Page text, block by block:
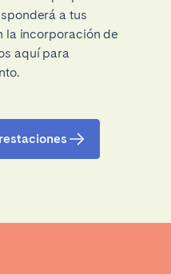
a tus
la incorporación de
aquí para